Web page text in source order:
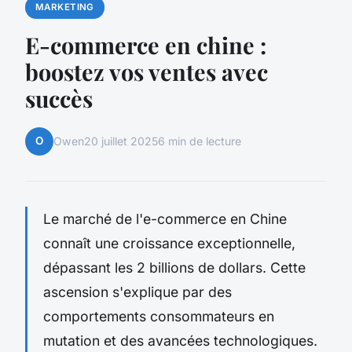
MARKETING
E-commerce en chine :
boostez vos ventes avec
succès
O Owen20 juillet 20256 min de lecture
Le marché de l'e-commerce en Chine
connaît une croissance exceptionnelle,
dépassant les 2 billions de dollars. Cette
ascension s'explique par des
comportements consommateurs en
mutation et des avancées technologiques.